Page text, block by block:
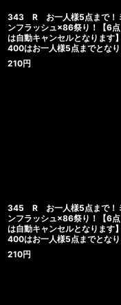
343 R お一人様5点まで！
ンフラッシュ×86祭り！【6
は自動キャンセルとなります
400はお一人様5点までとな
210円
345 R お一人様5点まで！
ンフラッシュ×86祭り！【6
は自動キャンセルとなります
400はお一人様5点までとな
210円